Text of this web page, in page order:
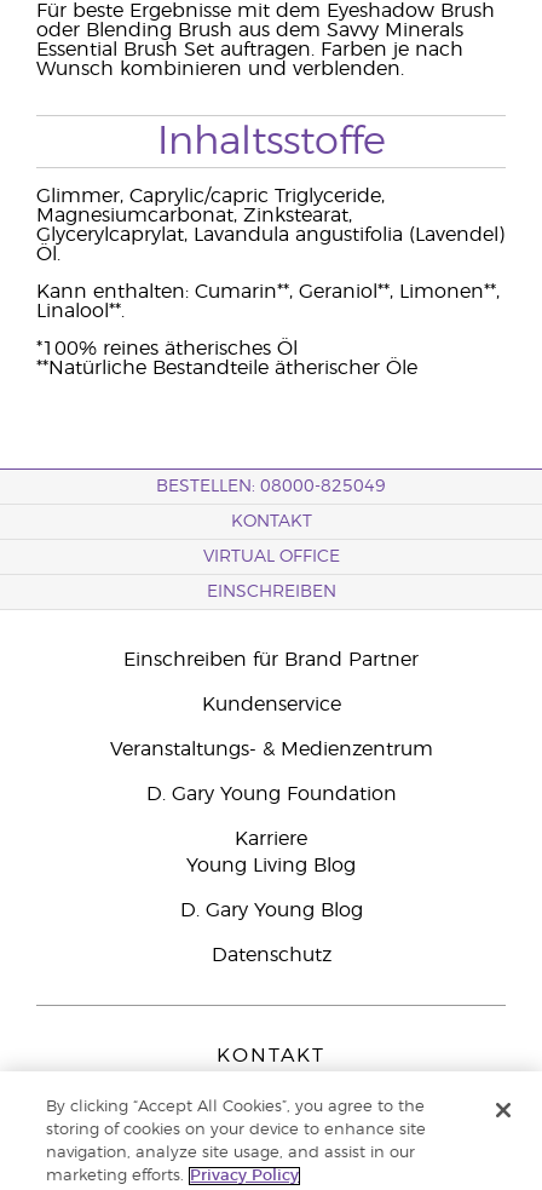
Für beste Ergebnisse mit dem Eyeshadow Brush
oder Blending Brush aus dem Savvy Minerals
Essential Brush Set auftragen. Farben je nach
Wunsch kombinieren und verblenden.
Inhaltsstoffe
Glimmer, Caprylic/capric Triglyceride,
Magnesiumcarbonat, Zinkstearat,
Glycerylcaprylat, Lavandula angustifolia (Lavendel)
Öl.
Kann enthalten: Cumarin**, Geraniol**, Limonen**,
Linalool**.
*100% reines ätherisches Öl
**Natürliche Bestandteile ätherischer Öle
BESTELLEN: 08000-825049
KONTAKT
VIRTUAL OFFICE
EINSCHREIBEN
Einschreiben für Brand Partner
Kundenservice
Veranstaltungs- & Medienzentrum
D. Gary Young Foundation
Karriere
Young Living Blog
D. Gary Young Blog
Datenschutz
KONTAKT
Peizerweg 97
9727 AJ Groningen
Netherlands
By clicking “Accept All Cookies”, you agree to the
storing of cookies on your device to enhance site
navigation, analyze site usage, and assist in our
marketing efforts.
Privacy Policy